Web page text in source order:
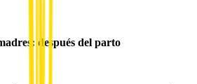
después del parto